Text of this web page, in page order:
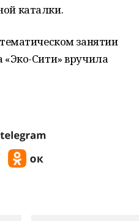
каталки.
занятии
«Эко-Сити» вручила